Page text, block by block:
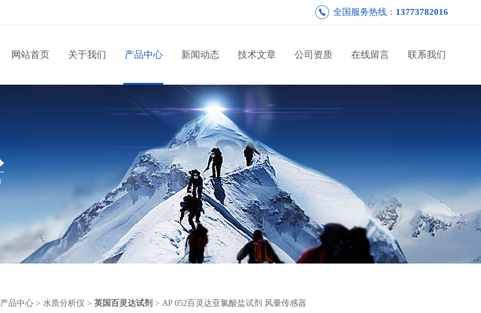
全国服务热线： 13773782016
网站首页 关于我们 产品中心 新闻动态 技术文章 公司资质 在线留言 联系我们
产品中心 > 水质分析仪 > 英国百灵达试剂 > AP 052百灵达亚氯酸盐试剂 风量传感器